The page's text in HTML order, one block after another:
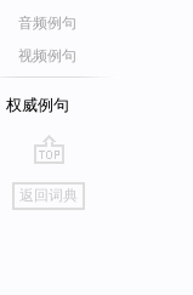
音频例句
视频例句
权威例句
go
top
返回词典